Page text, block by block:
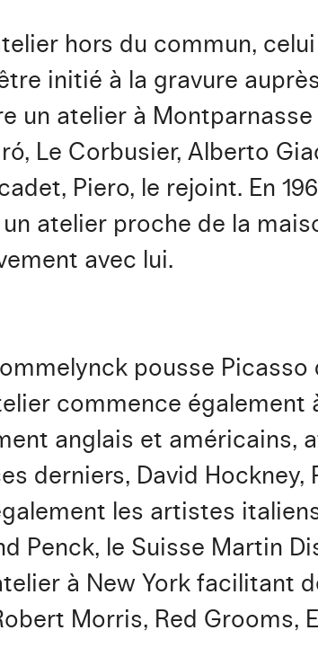
hors du commun,
initié à la gravure
un atelier à Montparnasse
Le Corbusier, Alberto
Piero, le rejoint. En
atelier proche de la
avec lui.
pousse
commence
anglais et américains,
derniers, David Hockney,
les artistes
Penck, le Suisse Martin
à New York facilitant
Morris, Red Grooms,